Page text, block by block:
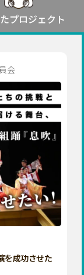
社会貢献
北
北海道
山形
栃木
プロジェクト
会
を成功させた